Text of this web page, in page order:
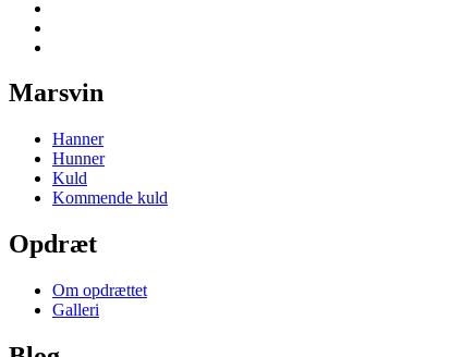
Marsvin
Hanner
Hunner
Kuld
Kommende kuld
Opdræt
Om opdrættet
Galleri